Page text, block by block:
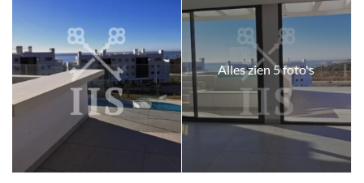
Alles zien 5 foto's